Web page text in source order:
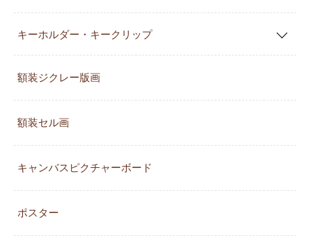
キーホルダー・キークリップ
額装ジクレー版画
額装セル画
キャンバスピクチャーボード
ポスター